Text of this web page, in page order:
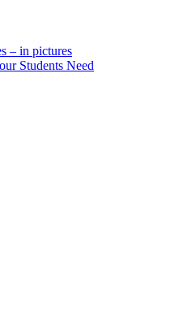
– in pictures
Students Need